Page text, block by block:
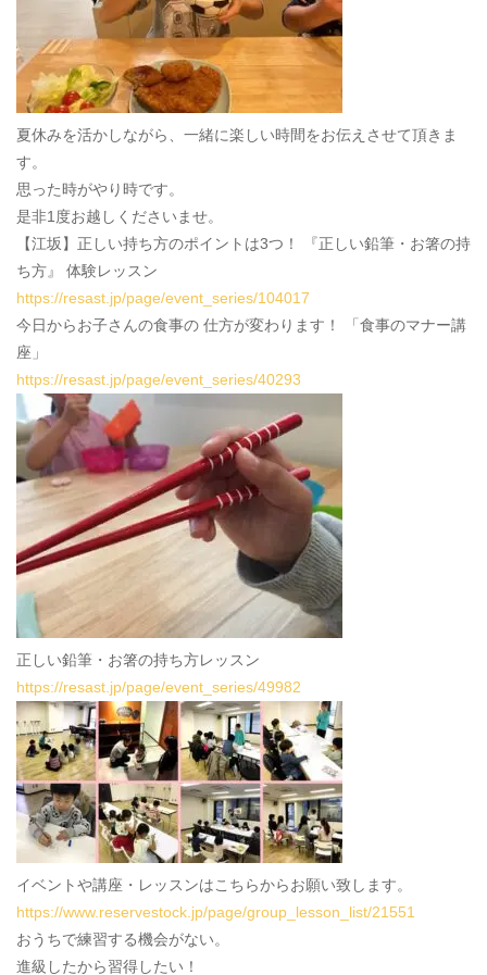
夏休みを活かしながら、一緒に楽しい時間をお伝えさせて頂きま
す。
思った時がやり時です。
是非1度お越しくださいませ。
【江坂】正しい持ち方のポイントは3つ！ 『正しい鉛筆・お箸の持
ち方』 体験レッスン
https://resast.jp/page/event_series/104017
今日からお子さんの食事の 仕方が変わります！ 「食事のマナー講
座」
https://resast.jp/page/event_series/40293
正しい鉛筆・お箸の持ち方レッスン
https://resast.jp/page/event_series/49982
イベントや講座・レッスンはこちらからお願い致します。
https://www.reservestock.jp/page/group_lesson_list/21551
おうちで練習する機会がない。
進級したから習得したい！